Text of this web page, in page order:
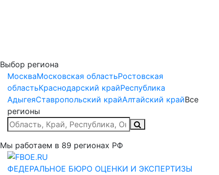
Выбор региона
МоскваМосковская областьРостовская
областьКраснодарский крайРеспублика
АдыгеяСтавропольский крайАлтайский крайВсе
регионы
Мы работаем в 89 регионах РФ
ФЕДЕРАЛЬНОЕ БЮРО ОЦЕНКИ И ЭКСПЕРТИЗЫ